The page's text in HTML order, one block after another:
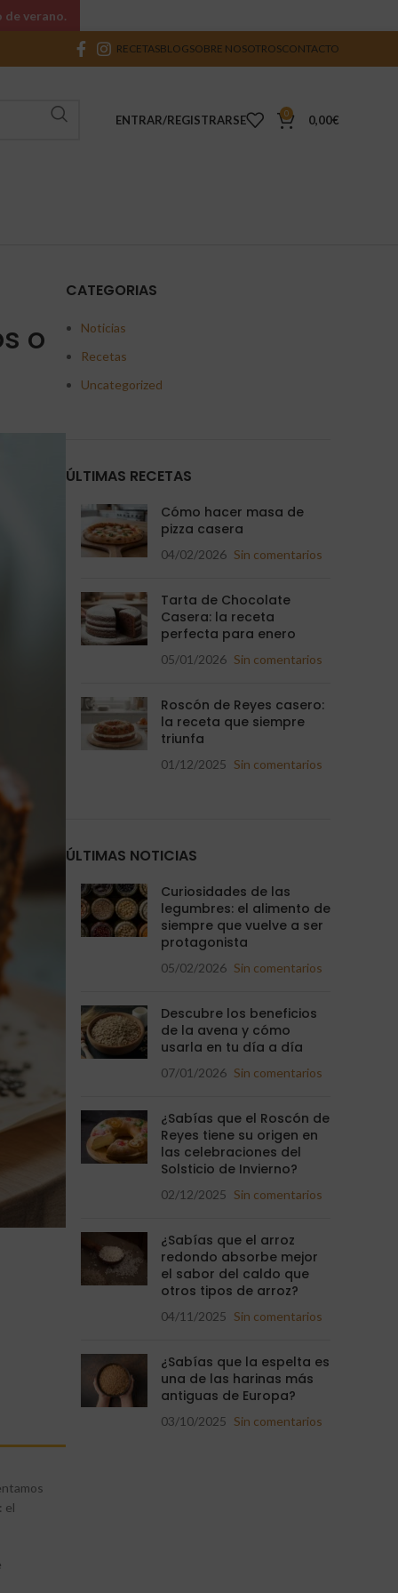
RECETASBLOGSOBRE NOSOTROSCONTACTO
ENTRAR/REGISTRARSE 0 0,00€
o
el
CATEGORIAS
Noticias
Recetas
Uncategorized
ÚLTIMAS RECETAS
Cómo hacer masa de
pizza casera
04/02/2026 Sin comentarios
Tarta de Chocolate
Casera: la receta
perfecta para enero
05/01/2026 Sin comentarios
Roscón de Reyes casero:
la receta que siempre
triunfa
01/12/2025 Sin comentarios
ÚLTIMAS NOTICIAS
Curiosidades de las
legumbres: el alimento de
siempre que vuelve a ser
protagonista
05/02/2026 Sin comentarios
Descubre los beneficios
de la avena y cómo
usarla en tu día a día
07/01/2026 Sin comentarios
¿Sabías que el Roscón de
Reyes tiene su origen en
las celebraciones del
Solsticio de Invierno?
02/12/2025 Sin comentarios
¿Sabías que el arroz
redondo absorbe mejor
el sabor del caldo que
otros tipos de arroz?
04/11/2025 Sin comentarios
¿Sabías que la espelta es
una de las harinas más
antiguas de Europa?
03/10/2025 Sin comentarios
verano.